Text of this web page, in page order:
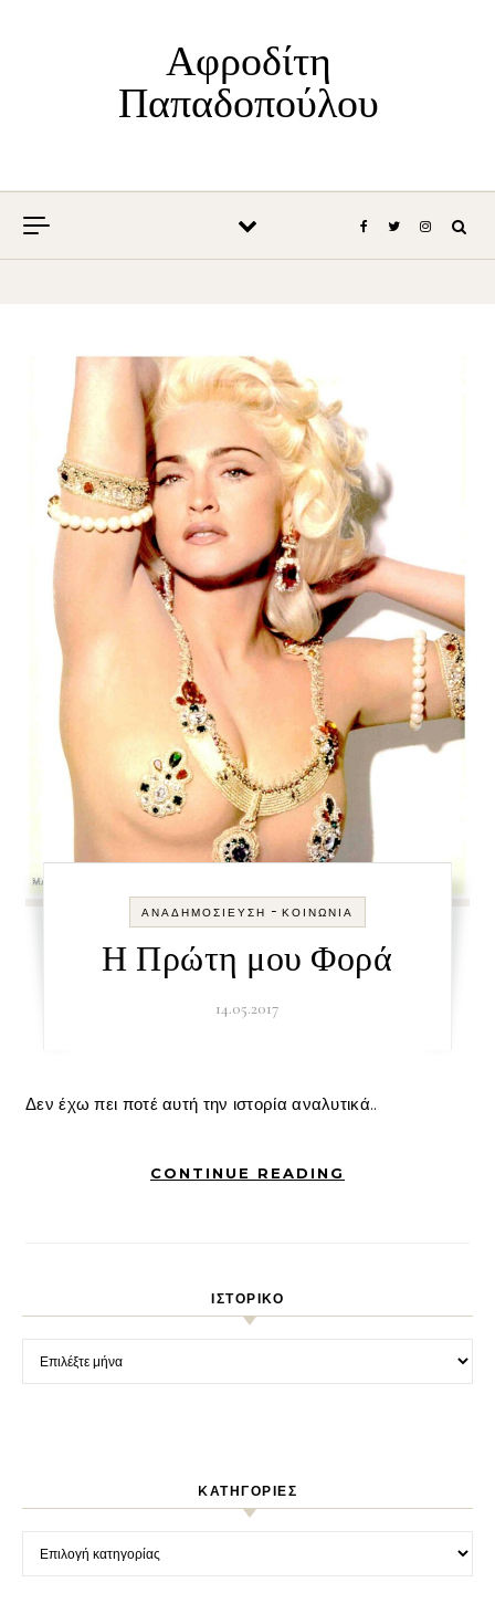
Αφροδίτη
Παπαδοπούλου
ΑΝΑΔΗΜΟΣΊΕΥΣΗ - ΚΟΙΝΩΝΊΑ
Η Πρώτη μου Φορά
14.05.2017
Δεν έχω πει ποτέ αυτή την ιστορία αναλυτικά..
CONTINUE READING
ΙΣΤΟΡΙΚΌ
Ιστορικό
KΑΤΗΓΟΡΊΕΣ
Kατηγορίες